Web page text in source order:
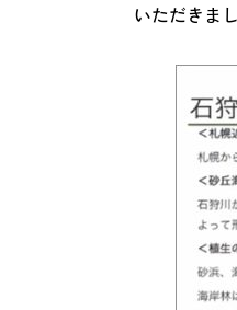
いただきまし